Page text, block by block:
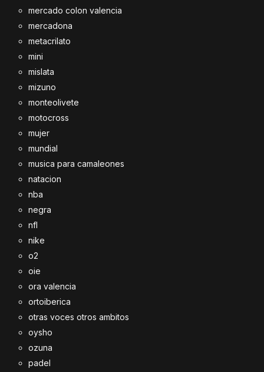
mercado colon valencia
mercadona
metacrilato
mini
mislata
mizuno
monteolivete
motocross
mujer
mundial
musica para camaleones
natacion
nba
negra
nfl
nike
o2
oie
ora valencia
ortoiberica
otras voces otros ambitos
oysho
ozuna
padel